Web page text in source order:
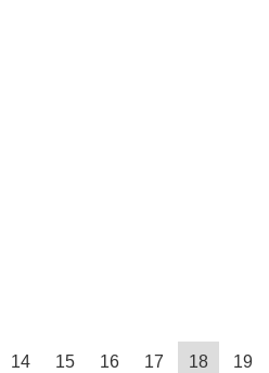
14 15 16 17 18 19